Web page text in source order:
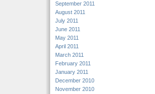
September 2011
August 2011
July 2011
June 2011
May 2011
April 2011
March 2011
February 2011
January 2011
December 2010
November 2010